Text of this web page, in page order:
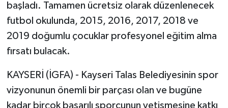
başladı. Tamamen ücretsiz olarak düzenlenecek
futbol okulunda, 2015, 2016, 2017, 2018 ve
2019 doğumlu çocuklar profesyonel eğitim alma
fırsatı bulacak.
KAYSERİ (İGFA) - Kayseri Talas Belediyesinin spor
vizyonunun önemli bir parçası olan ve bugüne
kadar birçok başarılı sporcunun yetişmesine katkı